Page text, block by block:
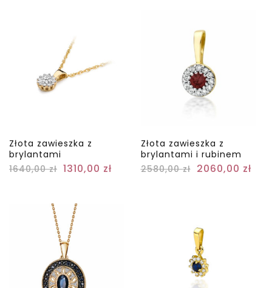
Złota zawieszka z
brylantami
1640,00zł 1310,00 zł
Złota zawieszka z
brylantami i rubinem
2580,00zł 2060,00 zł